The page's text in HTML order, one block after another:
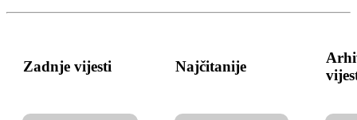
Zadnje vijesti Najčitanije